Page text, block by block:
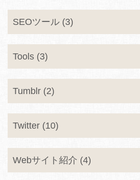
SEOツール (3)
Tools (3)
Tumblr (2)
Twitter (10)
Webサイト紹介 (4)